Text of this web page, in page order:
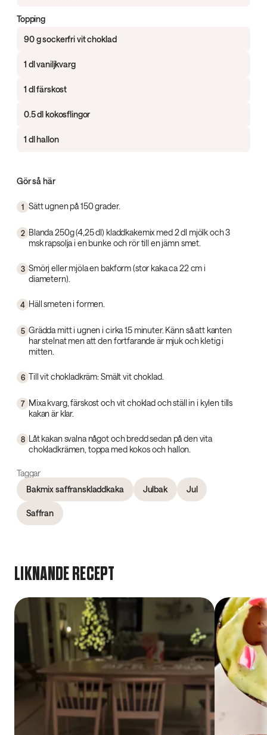
Topping
90 g sockerfri vit choklad
1 dl vaniljkvarg
1 dl färskost
0.5 dl kokosflingor
1 dl hallon
Gör så här
1 Sätt ugnen på 150 grader.
2 Blanda 250g (4,25 dl) kladdkakemix med 2 dl mjölk och 3
msk rapsolja i en bunke och rör till en jämn smet.
3 Smörj eller mjöla en bakform (stor kaka ca 22 cm i
diametern).
4 Häll smeten i formen.
5 Grädda mitt i ugnen i cirka 15 minuter. Känn så att kanten
har stelnat men att den fortfarande är mjuk och kletig i
mitten.
6 Till vit chokladkräm: Smält vit choklad.
7 Mixa kvarg, färskost och vit choklad och ställ in i kylen tills
kakan är klar.
8 Låt kakan svalna något och bredd sedan på den vita
chokladkrämen, toppa med kokos och hallon.
Taggar
Bakmix saffranskladdkaka
Julbak Jul
Saffran
LIKNANDE RECEPT